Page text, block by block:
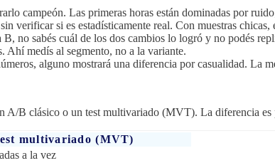
campeón. Las primeras horas están dominadas por
verificar si es estadísticamente real. Con muestras chicas,
no sabés cuál de los dos cambios lo logró y no podés
Ahí medís al segmento, no a la variante.
alguno mostrará una diferencia por casualidad. La
A/B clásico o un test multivariado (MVT). La diferencia es
multivariado (MVT)
a la vez